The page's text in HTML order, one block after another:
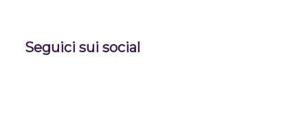
Seguici sui social